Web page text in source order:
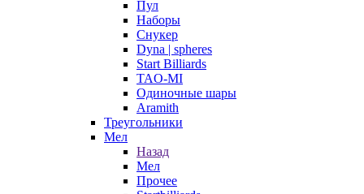
Пул
Наборы
Снукер
Dyna | spheres
Start Billiards
TAO-MI
Одиночные шары
Aramith
Треугольники
Мел
Назад
Мел
Прочее